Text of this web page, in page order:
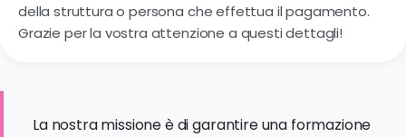
della struttura o persona che effettua il pagamento.
Grazie per la vostra attenzione a questi dettagli!
La nostra missione è di garantire una formazione